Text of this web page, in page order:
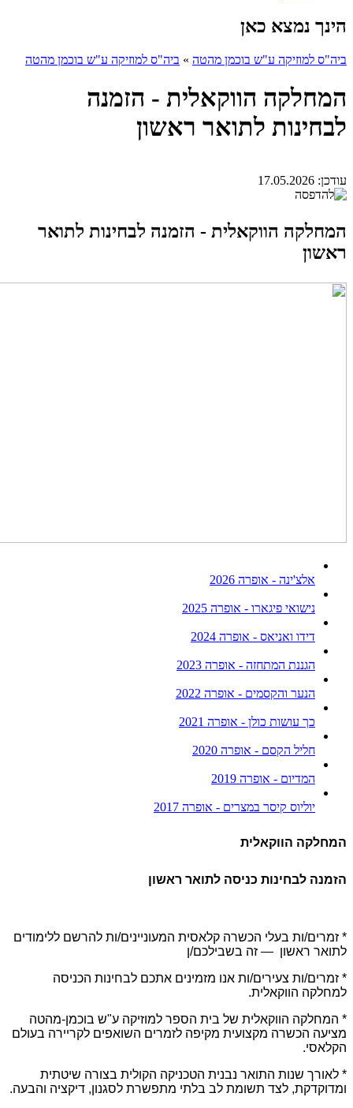
הינך נמצא כאן
ביה"ס למוזיקה ע"ש בוכמן מהטה » ביה"ס למוזיקה ע"ש בוכמן מהטה
המחלקה הווקאלית - הזמנה
לבחינות לתואר ראשון
עודכן: 17.05.2026
המחלקה הווקאלית - הזמנה לבחינות לתואר
ראשון
אלצ'ינה - אופרה 2026
נישואי פיגארו - אופרה 2025
דידו ואניאס - אופרה 2024
הגננת המתחזה - אופרה 2023
הנער והקסמים - אופרה 2022
כך עושות כולן - אופרה 2021
חליל הקסם - אופרה 2020
המדיום - אופרה 2019
יוליוס קיסר במצרים - אופרה 2017
המחלקה הווקאלית
הזמנה לבחינות כניסה לתואר ראשון
* זמרים/ות בעלי הכשרה קלאסית המעוניינים/ות להרשם ללימודים
לתואר ראשון — זה בשבילכם/ן
* זמרים/ות צעירים/ות אנו מזמינים אתכם לבחינות הכניסה
למחלקה הווקאלית.
* המחלקה הווקאלית של בית הספר למוזיקה ע"ש בוכמן-מהטה
מציעה הכשרה מקצועית מקיפה לזמרים השואפים לקריירה בעולם
הקלאסי.
* לאורך שנות התואר נבנית הטכניקה הקולית בצורה שיטתית
ומדוקדקת, לצד תשומת לב בלתי מתפשרת לסגנון, דיקציה והבעה.